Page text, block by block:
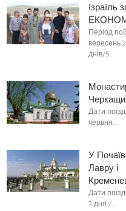
Ізраїль
Період
вересень
днів/5…
Дати
червня,…
У
Лавру і
Дати
3 дня /…